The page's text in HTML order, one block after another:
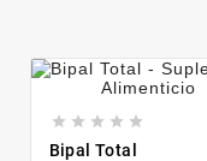
    
Bipal Total